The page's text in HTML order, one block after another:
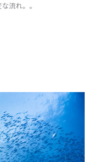
流れ。。